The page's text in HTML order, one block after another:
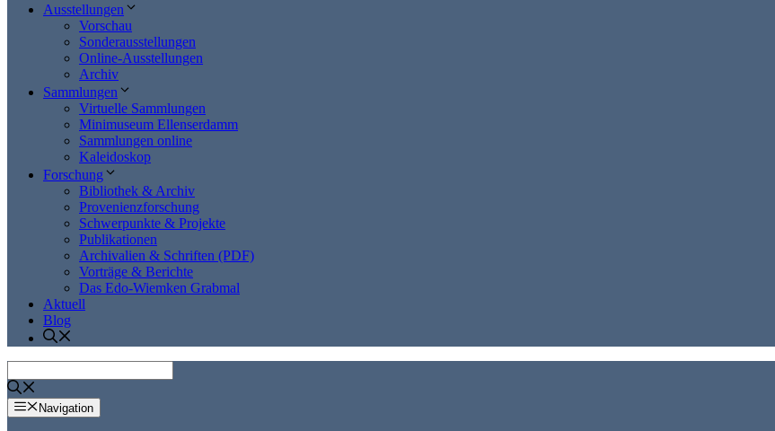
Ausstellungen
Vorschau
Sonderausstellungen
Online-Ausstellungen
Archiv
Sammlungen
Virtuelle Sammlungen
Minimuseum Ellenserdamm
Sammlungen online
Kaleidoskop
Forschung
Bibliothek & Archiv
Provenienzforschung
Schwerpunkte & Projekte
Publikationen
Archivalien & Schriften (PDF)
Vorträge & Berichte
Das Edo-Wiemken Grabmal
Aktuell
Blog
Navigation